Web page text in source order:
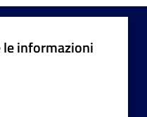
le informazioni